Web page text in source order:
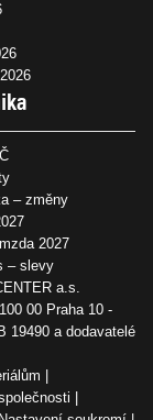
– změny
2027
– slevy
a.s.
00 Praha 10 -
19490 a dodavatelé